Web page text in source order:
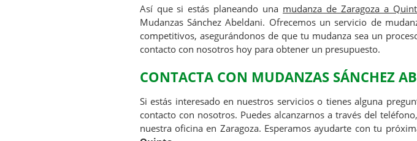
Así que si estás planeando una mudanza de Zaragoza a
Mudanzas Sánchez Abeldani. Ofrecemos un servicio de
competitivos, asegurándonos de que tu mudanza sea un
contacto con nosotros hoy para obtener un presupuesto.
CONTACTA CON MUDANZAS SÁNCHEZ
Si estás interesado en nuestros servicios o tienes alguna
contacto con nosotros. Puedes alcanzarnos a través del
nuestra oficina en Zaragoza. Esperamos ayudarte con tu